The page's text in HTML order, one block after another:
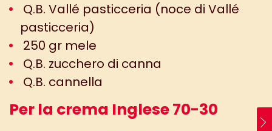
Q.B. Vallé pasticceria (noce di Vallé
pasticceria)
250 gr mele
Q.B. zucchero di canna
Q.B. cannella
Per la crema Inglese 70-30